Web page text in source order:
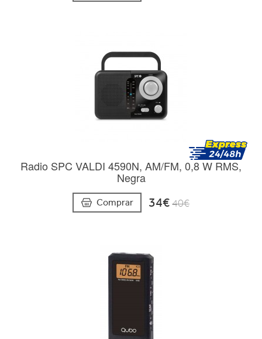
Radio SPC VALDI 4590N, AM/FM, 0,8 W RMS,
Negra
Comprar 34€40€